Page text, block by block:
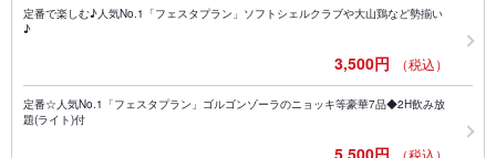
定番で楽しむ♪人気No.1「フェスタプラン」ソフトシェルクラブや大山鶏など勢揃い
♪
3,500円 （税込）
定番☆人気No.1「フェスタプラン」ゴルゴンゾーラのニョッキ等豪華7品◆2H飲み放
題(ライト)付
（税込）